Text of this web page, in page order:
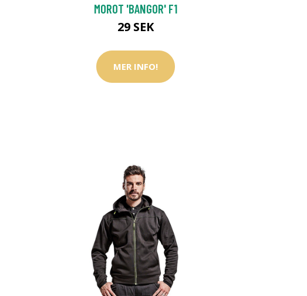
MOROT 'BANGOR' F1
29 SEK
MER INFO!